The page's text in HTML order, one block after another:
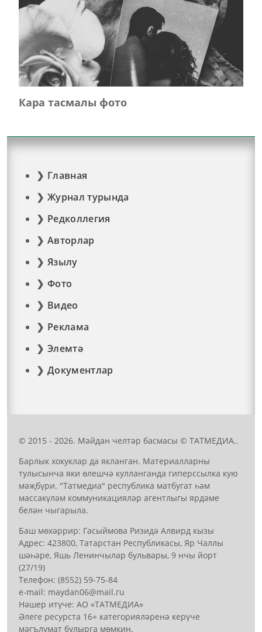
Кара тасмалы фото
Главная
Журнал турында
Редколлегия
Авторлар
Язылу
Фото
Видео
Реклама
Элемтә
Документлар
© 2015 - 2026. Мәйдан челтәр басмасы © ТАТМЕДИА..
Барлык хокуклар да якланган. Материалларны
тулысынча яки өлешчә кулланганда гиперссылка кую
мәҗбүри. "Татмедиа" республика матбугат һәм
массакүләм коммуникацияләр агентлыгы ярдәме
белән чыгарыла.
Баш мөхәррир: Гасыймова Ризидә Алвирд кызы
Адрес: 423800, Татарстан Республикасы, Яр Чаллы
шәһәре, Яшь Ленинчылар бульвары, 9 нчы йорт
(27/19)
Телефон: (8552) 59-75-84
е-mail: mауdаn06@mail.гu
Нәшер итүче: АО «ТАТМЕДИА»
Әлеге ресурста 16+ категорияләренә керүче
мәгълүмат булырга мөмкин.